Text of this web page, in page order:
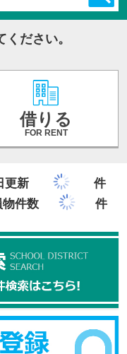
ださい。
借りる
FOR RENT
更新
件
物件数 件